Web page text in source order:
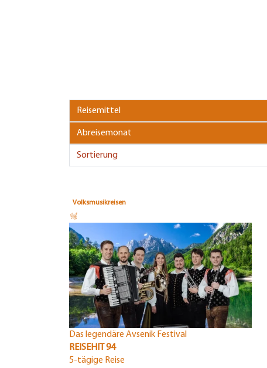
Volksmusikreisen
Das legendäre Avsenik Festival
REISEHIT 94
5-tägige Reise